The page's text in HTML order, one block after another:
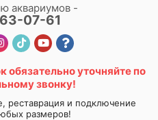
аквариумов -
07-61
обязательно уточняйте по
звонку!
реставрация и подключение
размеров!